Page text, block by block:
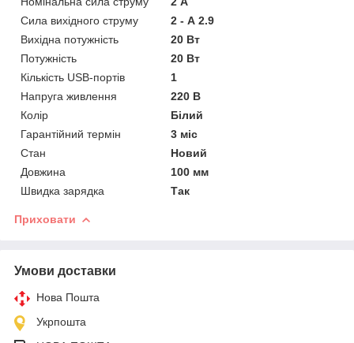
Сила вихідного струму
2 - А 2.9
Вихідна потужність
20 Вт
Потужність
20 Вт
Кількість USB-портів
1
Напруга живлення
220 В
Колір
Білий
Гарантійний термін
3 міс
Стан
Новий
Довжина
100 мм
Швидка зарядка
Так
Приховати
Умови доставки
Нова Пошта
Укрпошта